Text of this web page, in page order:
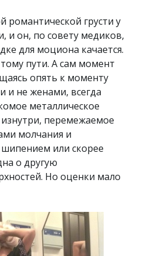
романтической грусти у
и он, по совету медиков,
для моциона качается.
пути. А сам момент
опять к моменту
и не женами, всегда
металлическое
перемежаемое
молчания и
или скорее
о другую
Но оценки мало